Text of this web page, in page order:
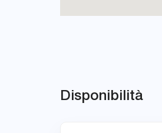
Disponibilità